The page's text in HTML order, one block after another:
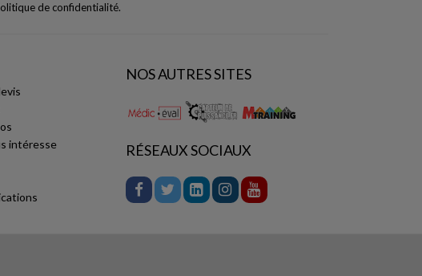
de confidentialité.
intéresse
NOS AUTRES SITES
RÉSEAUX SOCIAUX